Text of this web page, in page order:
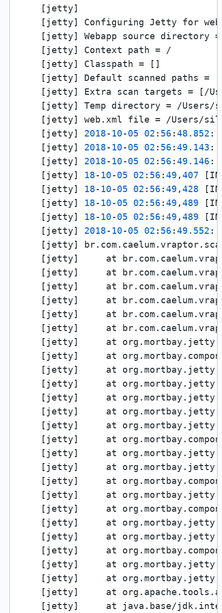
    [jetty]
[jetty] Configuring Jetty for
[jetty] Webapp source directory
    [jetty] Context path = /
    [jetty] Classpath = []
[jetty] Default scanned paths =
[jetty] Extra scan targets = [/
[jetty] Temp directory = /Users/
[jetty] web.xml file = /Users/
    [jetty]
2018- 10-05 02 : 56 :48.852
    [jetty]
2018- 10-05 02 : 56 :49.143
    [jetty]
2018- 10-05 02 : 56 :49.146
    [jetty]
18- 10-05 02 : 56 :49 ,407
    [jetty]
18- 10-05 02 : 56 :49 ,428
    [jetty]
18- 10-05 02 : 56 :49 ,489
    [jetty]
18- 10-05 02 : 56 :49 ,489
    [jetty]
2018- 10-05 02 : 56 :49.552
[jetty]
[jetty]     at
[jetty]     at
[jetty]     at
[jetty]     at
[jetty]     at
[jetty]     at
[jetty]     at
[jetty]     at
[jetty]     at
[jetty]     at
[jetty]     at
[jetty]     at
[jetty]     at
[jetty]     at
[jetty]     at
[jetty]     at
[jetty]     at
[jetty]     at
[jetty]     at
[jetty]     at
[jetty]     at
[jetty]     at
[jetty]     at
[jetty]     at
[jetty]     at
[jetty]     at java.base/